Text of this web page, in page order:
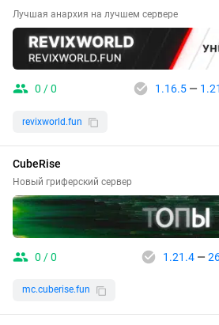
Лучшая анархия на лучшем сервере
0 / 0 1.16.5—
revixworld.fun
CubeRise
Новый гриферский сервер
0 / 0 1.21.4—
mc.cuberise.fun